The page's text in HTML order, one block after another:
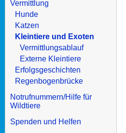
Vermittlung
Hunde
Katzen
Kleintiere und Exoten
Vermittlungsablauf
Externe Kleintiere
Erfolgsgeschichten
Regenbogenbrücke
Notrufnummern/Hilfe für
Wildtiere
Spenden und Helfen